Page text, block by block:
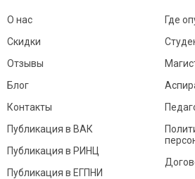
О нас
Скидки
Отзывы
Блог
Контакты
Где
Публикация в ВАК
Публикация в РИНЦ
Публикация в ЕГПНИ